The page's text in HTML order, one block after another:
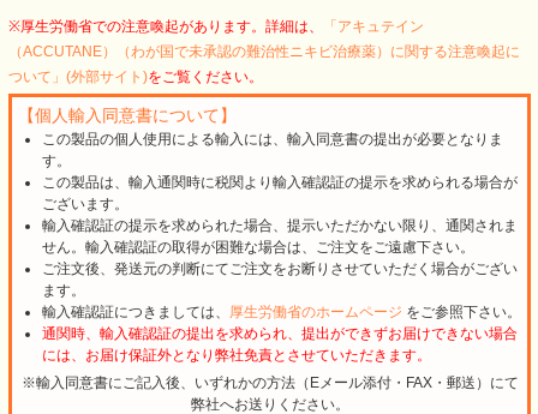
※厚生労働省での注意喚起があります。詳細は、
「アキュテイン
（ACCUTANE）（わが国で未承認の難治性ニキビ治療薬）に関する注意喚起に
ついて」(外部サイト)をご覧ください。
【個人輸入同意書について】
この製品の個人使用による輸入には、輸入同意書の提出が必要となりま
す。
この製品は、輸入通関時に税関より輸入確認証の提示を求められる場合が
ございます。
輸入確認証の提示を求められた場合、提示いただかない限り、通関されま
せん。輸入確認証の取得が困難な場合は、ご注文をご遠慮下さい。
ご注文後、発送元の判断にてご注文をお断りさせていただく場合がござい
ます。
輸入確認証につきましては、 厚生労働省のホームページ をご参照下さい。
通関時、輸入確認証の提出を求められ、提出ができずお届けできない場合
には、お届け保証外となり弊社免責とさせていただきます。
※輸入同意書にご記入後、いずれかの方法（Eメール添付・FAX・郵送）にて
弊社へお送りください。